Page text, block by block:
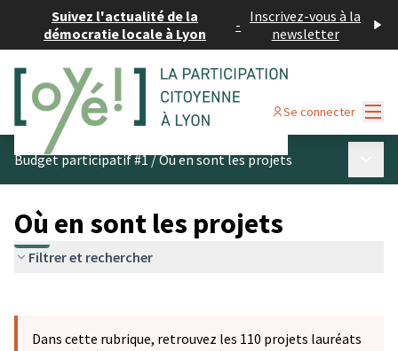
Suivez l'actualité de la
démocratie locale à Lyon
- Inscrivez-vous à la
newsletter
Se connecter
Budget participatif #1/Où en sont les projets
Où en sont les projets
Filtrer et rechercher
−
Dans cette rubrique, retrouvez les 110 projets lauréats